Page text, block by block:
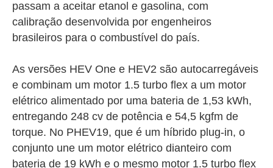
passam a aceitar etanol e gasolina, com
calibração desenvolvida por engenheiros
brasileiros para o combustível do país.
As versões HEV One e HEV2 são autocarregáveis
e combinam um motor 1.5 turbo flex a um motor
elétrico alimentado por uma bateria de 1,53 kWh,
entregando 248 cv de potência e 54,5 kgfm de
torque. No PHEV19, que é um híbrido plug-in, o
conjunto une um motor elétrico dianteiro com
bateria de 19 kWh e o mesmo motor 1.5 turbo flex